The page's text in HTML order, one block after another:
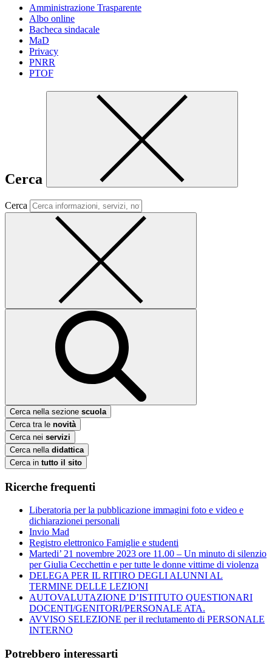
Amministrazione Trasparente
Albo online
Bacheca sindacale
MaD
Privacy
PNRR
PTOF
Cerca
Cerca
Cerca nella sezione scuola
Cerca tra le novità
Cerca nei servizi
Cerca nella didattica
Cerca in tutto il sito
Ricerche frequenti
Liberatoria per la pubblicazione immagini foto e video e
dichiarazionei personali
Invio Mad
Registro elettronico Famiglie e studenti
Martedi’ 21 novembre 2023 ore 11.00 – Un minuto di silenzio
per Giulia Cecchettin e per tutte le donne vittime di violenza
DELEGA PER IL RITIRO DEGLI ALUNNI AL
TERMINE DELLE LEZIONI
AUTOVALUTAZIONE D’ISTITUTO QUESTIONARI
DOCENTI/GENITORI/PERSONALE ATA.
AVVISO SELEZIONE per il reclutamento di PERSONALE
INTERNO
Potrebbero interessarti